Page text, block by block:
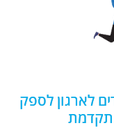
לארגון לספק